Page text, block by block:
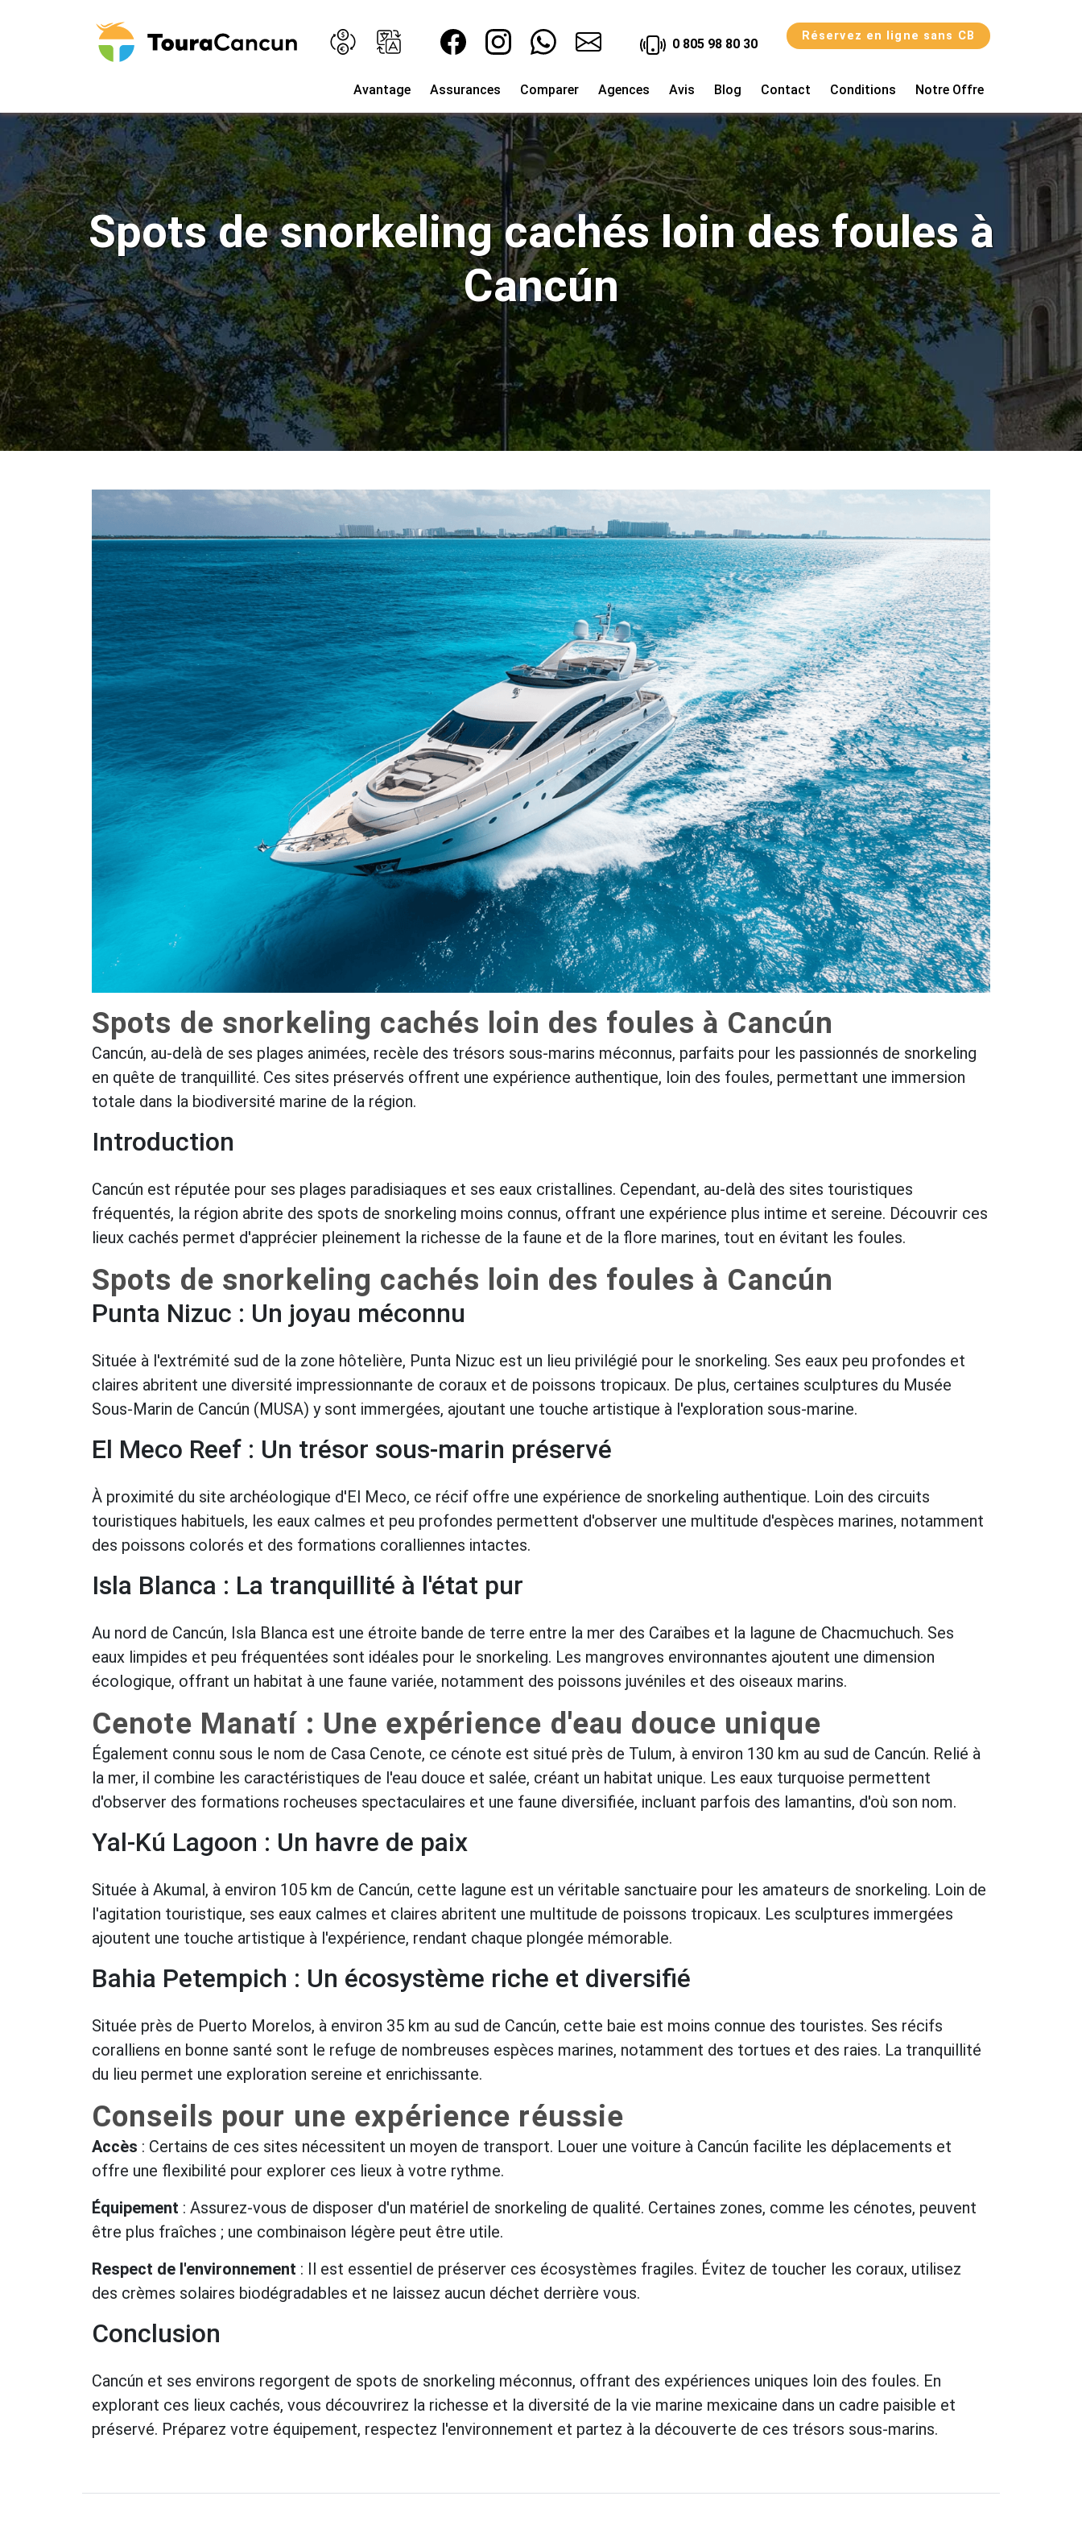
0 805 98 80 30
Réservez en ligne sans CB
Avantage Assurances Comparer Agences Avis Blog Contact Conditions Notre Offre
Spots de snorkeling cachés loin des foules à
Cancún
Spots de snorkeling cachés loin des foules à Cancún
Cancún, au-delà de ses plages animées, recèle des trésors sous-marins méconnus, parfaits pour les passionnés de snorkeling
en quête de tranquillité. Ces sites préservés offrent une expérience authentique, loin des foules, permettant une immersion
totale dans la biodiversité marine de la région.
Introduction
Cancún est réputée pour ses plages paradisiaques et ses eaux cristallines. Cependant, au-delà des sites touristiques
fréquentés, la région abrite des spots de snorkeling moins connus, offrant une expérience plus intime et sereine. Découvrir ces
lieux cachés permet d'apprécier pleinement la richesse de la faune et de la flore marines, tout en évitant les foules.
Spots de snorkeling cachés loin des foules à Cancún
Punta Nizuc : Un joyau méconnu
Située à l'extrémité sud de la zone hôtelière, Punta Nizuc est un lieu privilégié pour le snorkeling. Ses eaux peu profondes et
claires abritent une diversité impressionnante de coraux et de poissons tropicaux. De plus, certaines sculptures du Musée
Sous-Marin de Cancún (MUSA) y sont immergées, ajoutant une touche artistique à l'exploration sous-marine.
El Meco Reef : Un trésor sous-marin préservé
À proximité du site archéologique d'El Meco, ce récif offre une expérience de snorkeling authentique. Loin des circuits
touristiques habituels, les eaux calmes et peu profondes permettent d'observer une multitude d'espèces marines, notamment
des poissons colorés et des formations coralliennes intactes.
Isla Blanca : La tranquillité à l'état pur
Au nord de Cancún, Isla Blanca est une étroite bande de terre entre la mer des Caraïbes et la lagune de Chacmuchuch. Ses
eaux limpides et peu fréquentées sont idéales pour le snorkeling. Les mangroves environnantes ajoutent une dimension
écologique, offrant un habitat à une faune variée, notamment des poissons juvéniles et des oiseaux marins.
Cenote Manatí : Une expérience d'eau douce unique
Également connu sous le nom de Casa Cenote, ce cénote est situé près de Tulum, à environ 130 km au sud de Cancún. Relié à
la mer, il combine les caractéristiques de l'eau douce et salée, créant un habitat unique. Les eaux turquoise permettent
d'observer des formations rocheuses spectaculaires et une faune diversifiée, incluant parfois des lamantins, d'où son nom.
Yal-Kú Lagoon : Un havre de paix
Située à Akumal, à environ 105 km de Cancún, cette lagune est un véritable sanctuaire pour les amateurs de snorkeling. Loin de
l'agitation touristique, ses eaux calmes et claires abritent une multitude de poissons tropicaux. Les sculptures immergées
ajoutent une touche artistique à l'expérience, rendant chaque plongée mémorable.
Bahia Petempich : Un écosystème riche et diversifié
Située près de Puerto Morelos, à environ 35 km au sud de Cancún, cette baie est moins connue des touristes. Ses récifs
coralliens en bonne santé sont le refuge de nombreuses espèces marines, notamment des tortues et des raies. La tranquillité
du lieu permet une exploration sereine et enrichissante.
Conseils pour une expérience réussie
Accès : Certains de ces sites nécessitent un moyen de transport. Louer une voiture à Cancún facilite les déplacements et
offre une flexibilité pour explorer ces lieux à votre rythme.
Équipement : Assurez-vous de disposer d'un matériel de snorkeling de qualité. Certaines zones, comme les cénotes, peuvent
être plus fraîches ; une combinaison légère peut être utile.
Respect de l'environnement : Il est essentiel de préserver ces écosystèmes fragiles. Évitez de toucher les coraux, utilisez
des crèmes solaires biodégradables et ne laissez aucun déchet derrière vous.
Conclusion
Cancún et ses environs regorgent de spots de snorkeling méconnus, offrant des expériences uniques loin des foules. En
explorant ces lieux cachés, vous découvrirez la richesse et la diversité de la vie marine mexicaine dans un cadre paisible et
préservé. Préparez votre équipement, respectez l'environnement et partez à la découverte de ces trésors sous-marins.